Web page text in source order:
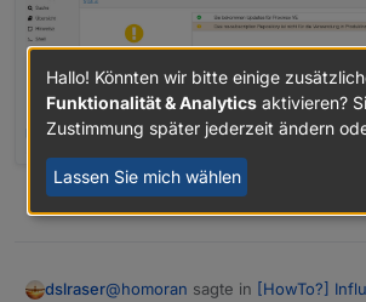
dslraser@homoran sagte in [HowTo?]
Hallo! Könnten wir bitte einige
Funktionalität & Analytics aktivieren?
Zustimmung später jederzeit ändern
Lassen Sie mich wählen